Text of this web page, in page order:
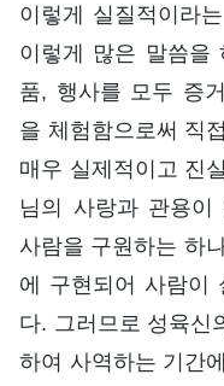
이렇게 실질적이라
이렇게 많은 말씀을
품, 행사를 모두 증
을 체험함으로써 직
매우 실제적이고 진
님의 사랑과 관용
사람을 구원하는 하
에 구현되어 사람이
다. 그러므로 성육신
하여 사역하는 기간